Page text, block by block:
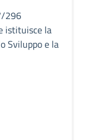
296
istituisce la
Sviluppo e la